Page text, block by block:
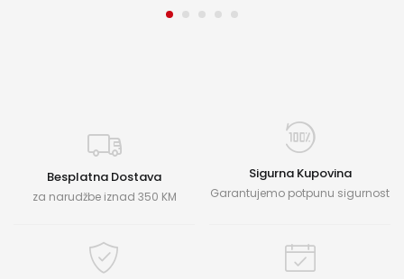
Besplatna Dostava
za narudžbe iznad 350 KM
Sigurna Kupovina
Garantujemo potpunu sigurnost